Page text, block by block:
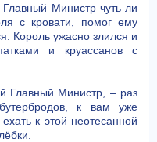
Министр чуть ли
с кровати, помог ему
Король ужасно злился и
и круассанов с
Главный Министр, – раз
к вам уже
к этой неотесанной